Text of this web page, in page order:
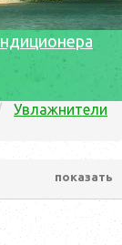
Увлажнители
показать